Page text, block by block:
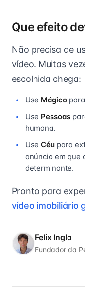
Que efeito
Não precisa de
vídeo. Muitas
escolhida chega:
Use Mágico
Use Pessoas
humana.
Use Céu para
anúncio em que
determinante.
Pronto para
vídeo imobiliário
Felix Ingla
Fundador da